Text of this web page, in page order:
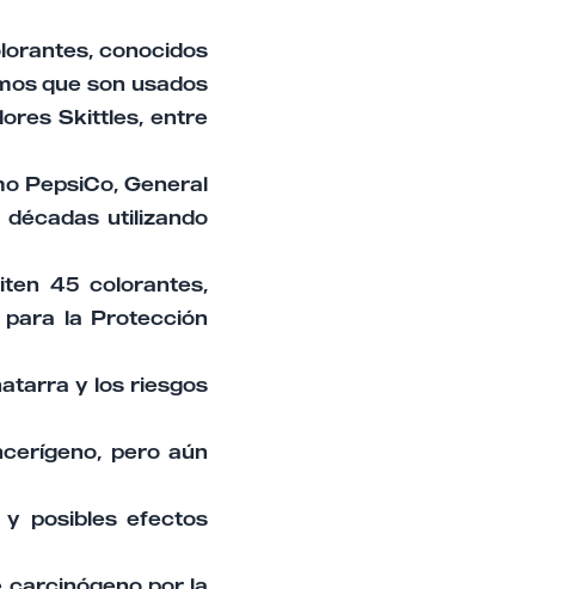
conocidos
que son usados
Skittles, entre
PepsiCo, General
utilizando
45 colorantes,
la Protección
y los riesgos
pero aún
posibles efectos